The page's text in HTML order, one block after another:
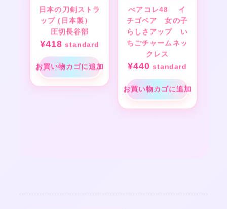
日本の刀剣ストラ
ップ (日本製）
圧切長谷部
¥418 standard
お買い物カゴに追加
べアコレ48 イ
チゴベア 女の子
らしさアップ い
ちごチャームネッ
クレス
¥440 standard
お買い物カゴに追加